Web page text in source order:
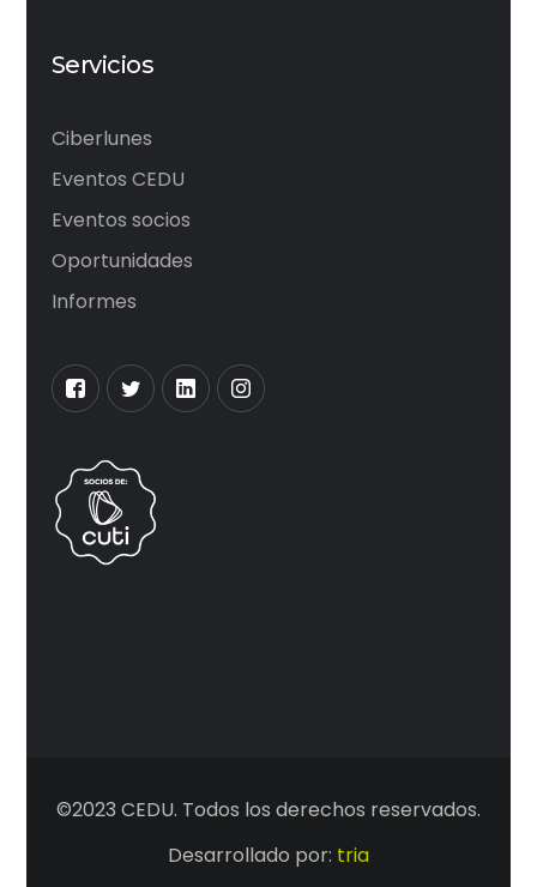
Servicios
Ciberlunes
Eventos CEDU
Eventos socios
Oportunidades
Informes
©2023 CEDU. Todos los derechos reservados.
Desarrollado por: tria